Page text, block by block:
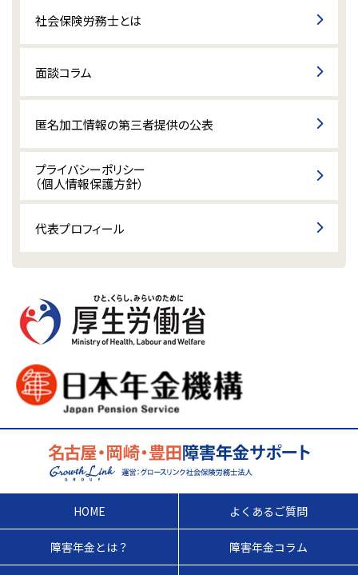
社会保険労務士とは
面談コラム
匿名加工情報の第三者提供の公表
プライバシーポリシー
（個人情報保護方針）
代表プロフィール
HOME よくあるご質問
障害年金とは？ 障害年金コラム